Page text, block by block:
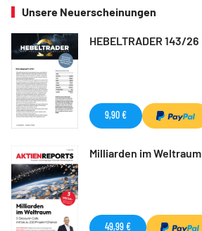
Unsere Neuerscheinungen
HEBELTRADER 143/26
9,90 €
Milliarden im Weltraum
49,99 €